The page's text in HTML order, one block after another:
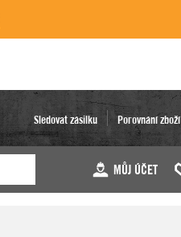
Sledovat zásilku Porovnání zboží
MŮJ ÚČET